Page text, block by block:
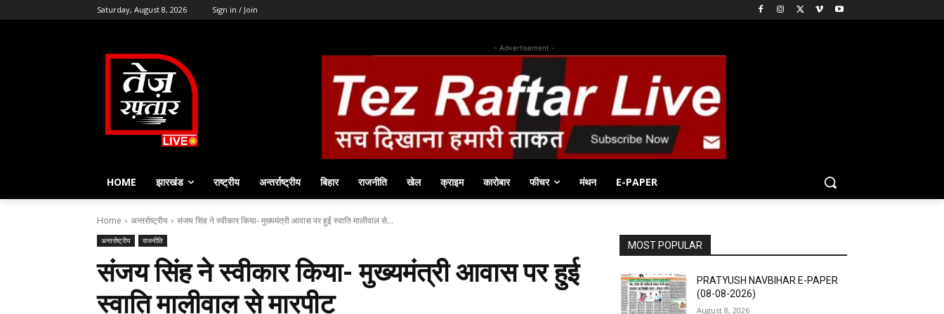
Saturday, August 8, 2026 Sign in / Join
- Advertisement -
HOME झारखंड राष्ट्रीय अन्तर्राष्ट्रीय बिहार राजनीति खेल क्राइम कारोबार फीचर मंथन E-PAPER
Home अन्तर्राष्ट्रीय संजय सिंह ने स्वीकार किया- मुख्यमंत्री आवास पर हुई स्वाति मालीवाल से...
अन्तर्राष्ट्रीय राजनीति
संजय सिंह ने स्वीकार किया- मुख्यमंत्री आवास पर हुई
स्वाति मालीवाल से मारपीट
MOST POPULAR
PRATYUSH NAVBIHAR E-PAPER
(08-08-2026)
August 8, 2026